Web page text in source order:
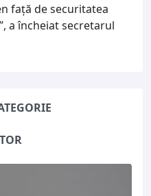
față de securitatea
a încheiat secretarul
CATEGORIE
AUTOR